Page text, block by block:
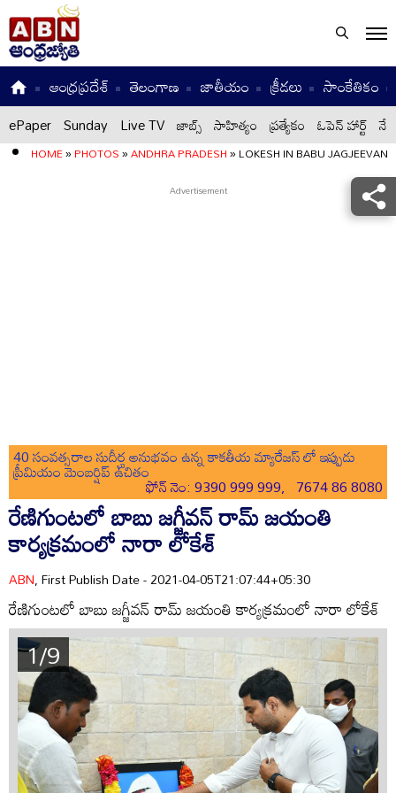
ఆంధ్రప్రదేశ్ తెలంగాణ జాతీయం క్రీడలు సాంకేతికం
ePaper Sunday Live TV జాబ్స్ సాహిత్యం ప్రత్యేకం ఓపెన్ హార్ట్
HOME»PHOTOS»ANDHRA PRADESH»LOKESH IN BABU JAGJEEVAN
40 సంవత్సరాల సుదీర్ఘ అనుభవం ఉన్న కాకతీయ మ్యారేజస్ లో ఇప్పుడు
ప్రీమియం మెంబర్షిప్ ఉచితం
ఫోన్ నెం: 9390 999 999, 7674 86 8080
రేణిగుంటలో బాబు జగ్జీవన్ రామ్ జయంతి
కార్యక్రమంలో నారా లోకేశ్
ABN, First Publish Date - 2021-04-05T21:07:44+05:30
రేణిగుంటలో బాబు జగ్జీవన్ రామ్ జయంతి కార్యక్రమంలో నారా లోకేశ్
1/9